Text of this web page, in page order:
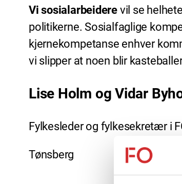
Vi sosialarbeidere vil se
politikerne. Sosialfaglige
kjernekompetanse enhver
vi slipper at noen blir
Lise Holm og Vidar
Fylkesleder og fylkesekretær i
Tønsberg